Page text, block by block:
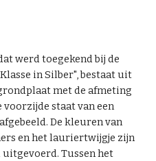
werd toegekend bij de
in Silber", bestaat uit
met de afmeting
voorzijde staat van een
De kleuren van
enhet lauriertwijgje zijn
Tussen het